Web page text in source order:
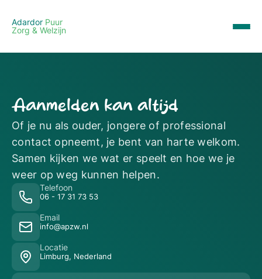
Adardor Puur
Zorg & Welzijn
Aanmelden kan altijd
Of je nu als ouder, jongere of professional
contact opneemt, je bent van harte welkom.
Samen kijken we wat er speelt en hoe we je
weer op weg kunnen helpen.
Telefoon
06 - 17 31 73 53
Email
info@apzw.nl
Locatie
Limburg, Nederland